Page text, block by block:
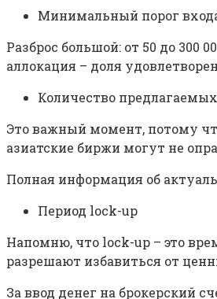
Минимальный порог
Разброс большой: от 50 до 300
аллокация – доля
Количество
Это важный момент, потому
азиатские биржи могут не
Полная информация об
Период lock-up
Напомню, что lock-up – это
разрешают избавиться от
За ввод денег на брокерский